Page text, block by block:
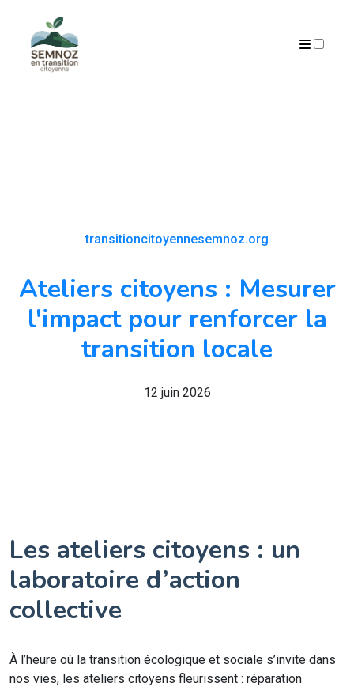
transitioncitoyennesemnoz.org
Ateliers citoyens : Mesurer
l'impact pour renforcer la
transition locale
12 juin 2026
Les ateliers citoyens : un
laboratoire d’action
collective
À l’heure où la transition écologique et sociale s’invite dans
nos vies, les ateliers citoyens fleurissent : réparation